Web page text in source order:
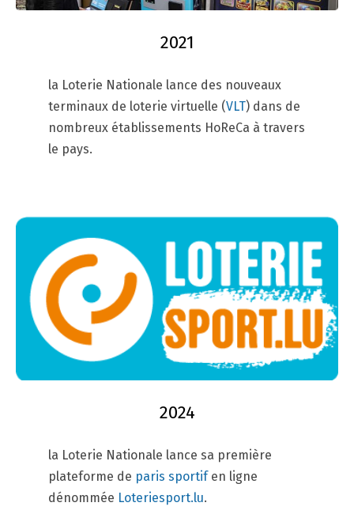
2021
la Loterie Nationale lance des nouveaux
terminaux de loterie virtuelle (VLT) dans de
nombreux établissements HoReCa à travers
le pays.
2024
la Loterie Nationale lance sa première
plateforme de paris sportifen ligne
dénommée Loteriesport.lu.